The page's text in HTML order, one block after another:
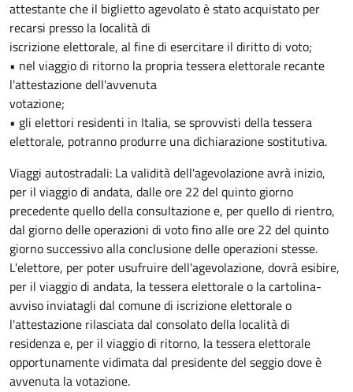
attestante che il biglietto agevolato è stato acquistato per
recarsi presso la località di
iscrizione elettorale, al fine di esercitare il diritto di voto;
• nel viaggio di ritorno la propria tessera elettorale recante
l'attestazione dell'avvenuta
votazione;
• gli elettori residenti in Italia, se sprovvisti della tessera
elettorale, potranno produrre una dichiarazione sostitutiva.
Viaggi autostradali: La validità dell'agevolazione avrà inizio,
per il viaggio di andata, dalle ore 22 del quinto giorno
precedente quello della consultazione e, per quello di rientro,
dal giorno delle operazioni di voto fino alle ore 22 del quinto
giorno successivo alla conclusione delle operazioni stesse.
L'elettore, per poter usufruire dell'agevolazione, dovrà esibire,
per il viaggio di andata, la tessera elettorale o la cartolina-
avviso inviatagli dal comune di iscrizione elettorale o
l'attestazione rilasciata dal consolato della località di
residenza e, per il viaggio di ritorno, la tessera elettorale
opportunamente vidimata dal presidente del seggio dove è
avvenuta la votazione.